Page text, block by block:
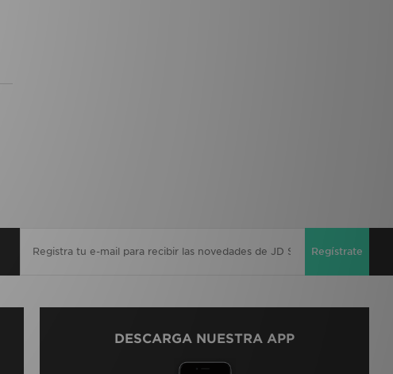
Regístrate
DESCARGA NUESTRA APP